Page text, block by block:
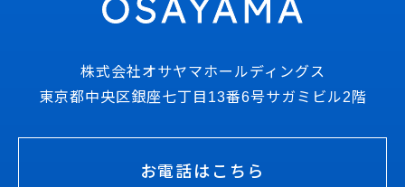
株式会社オサヤマホールディングス
東京都中央区銀座七丁目13番6号サガミビル2階
お電話はこちら